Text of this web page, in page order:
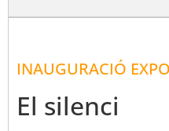
INAUGURACIÓ
El silenci